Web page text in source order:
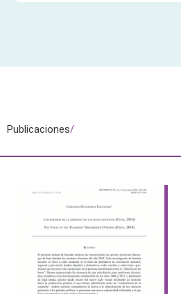
Publicaciones/